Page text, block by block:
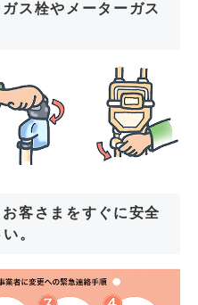
ス栓やメーターガス
客さまをすぐに安全
。